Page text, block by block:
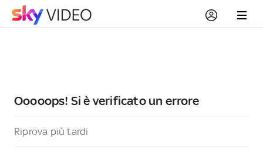
Ooooops! Si è verificato un errore
Riprova più tardi